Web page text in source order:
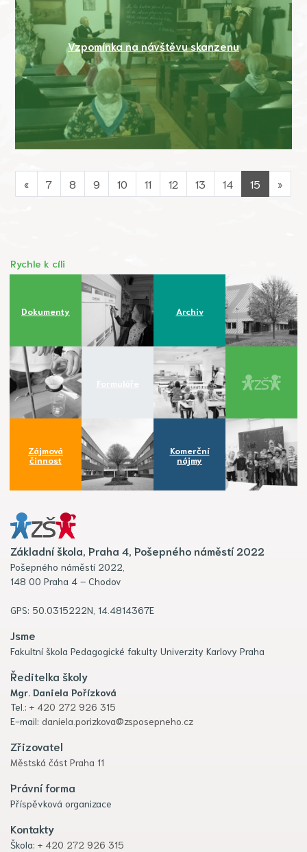
Vzpomínka na návštěvu skanzenu
« 7 8 9 10 11 12 13 14 15 »
Rychle k cíli
Dokumenty Archiv
Zájmová
činnost
Komerční
nájmy
Základní škola, Praha 4, Pošepného náměstí 2022
Pošepného náměstí 2022,
148 00 Praha 4 – Chodov
GPS: 50.0315222N, 14.4814367E
Jsme
Fakultní škola Pedagogické fakulty Univerzity Karlovy Praha
Ředitelka školy
Mgr. Daniela Pořízková
Tel.: + 420 272 926 315
E-mail: daniela.porizkova@zsposepneho.cz
Zřizovatel
Městská část Praha 11
Právní forma
Příspěvková organizace
Kontakty
Škola: + 420 272 926 315